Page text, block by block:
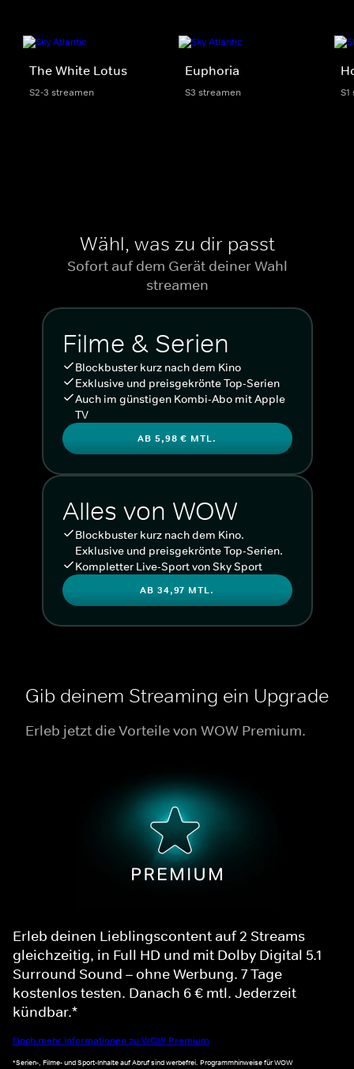
The White Lotus
S2-3 streamen
Euphoria
S3 streamen
Wähl, was zu dir passt
Sofort auf dem Gerät deiner Wahl
streamen
Filme & Serien
Blockbuster kurz nach dem Kino
Exklusive und preisgekrönte Top-Serien
Auch im günstigen Kombi-Abo mit Apple
TV
AB 5,98 € MTL.
Alles von WOW
Blockbuster kurz nach dem Kino.
Exklusive und preisgekrönte Top-Serien.
Kompletter Live-Sport von Sky Sport
AB 34,97 MTL.
Gib deinem Streaming ein Upgrade
Erleb jetzt die Vorteile von WOW Premium.
Erleb deinen Lieblingscontent auf 2 Streams
gleichzeitig, in Full HD und mit Dolby Digital 5.1
Surround Sound – ohne Werbung. 7 Tage
kostenlos testen. Danach 6 € mtl. Jederzeit
kündbar.*
Noch mehr Informationen zu WOW Premium
*Serien-, Filme- und Sport-Inhalte auf Abruf sind werbefrei. Programmhinweise für WOW